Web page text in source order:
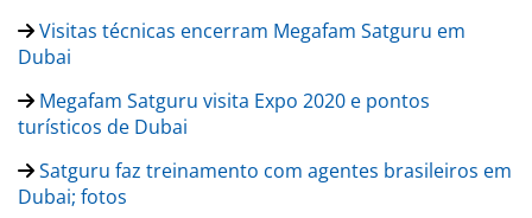
Visitas técnicas encerram Megafam Satguru em
Dubai
Megafam Satguru visita Expo 2020 e pontos
turísticos de Dubai
Satguru faz treinamento com agentes brasileiros em
Dubai; fotos